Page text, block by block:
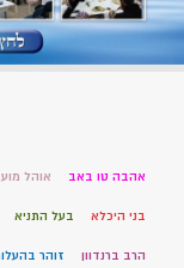
אהבה טו באב אוהל
בני היכלא בעל התניא
הרב ברנדוון זוהר